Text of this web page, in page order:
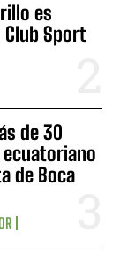
es
Sport
de 30
ecuatoriano
de Boca